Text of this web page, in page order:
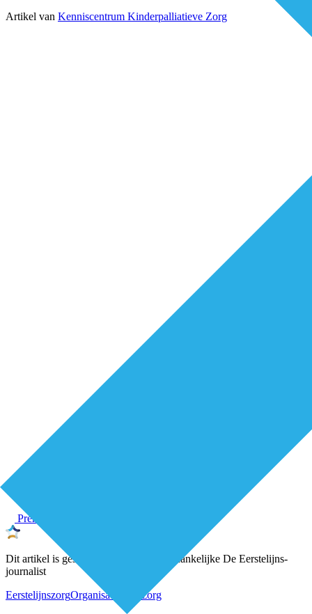
Artikel van Kenniscentrum Kinderpalliatieve Zorg
Premium
Dit artikel is geschreven door een onafhankelijke De Eerstelijns-
journalist
EerstelijnszorgOrganisatie van zorg